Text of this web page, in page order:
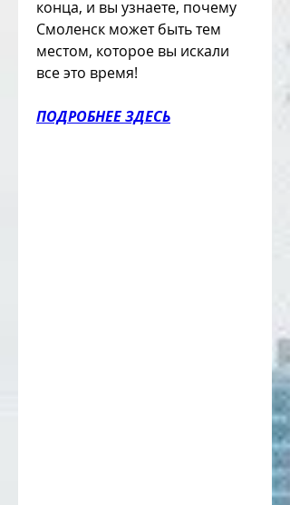
конца, и вы узнаете, почему
Смоленск может быть тем
местом, которое вы искали
все это время!
ПОДРОБНЕЕ ЗДЕСЬ